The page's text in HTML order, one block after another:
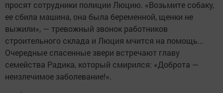
просят сотрудники полиции Люцию. «Возьмите собаку,
ее сбила машина, она была беременной, щенки не
выжили», — тревожный звонок работников
строительного склада и Люция мчится на помощь...
Очередные спасенные звери встречают главу
семейства Радика, который смирился: «Доброта —
неизлечимое заболевание!».